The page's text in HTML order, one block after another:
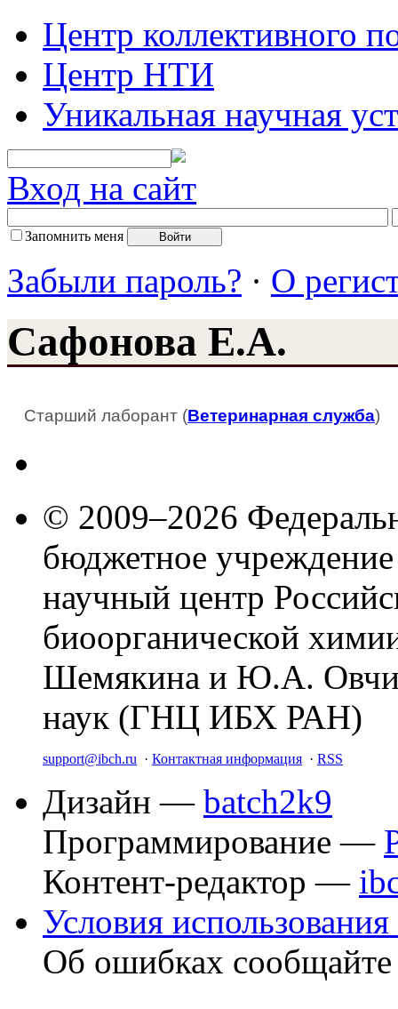
Центр коллективного
Центр НТИ
Уникальная научная
Вход на сайт
Запомнить меня
Забыли пароль? · О
Сафонова Е.А.
Старший лаборант (Ветеринарная служба)
© 2009–2026
бюджетное
научный центр
биоорганической
Шемякина и Ю.А.
наук (ГНЦ ИБХ РАН)
support@ibch.ru · Контактная информация · RSS
Дизайн — batch2k9
Программирование —
Контент-редактор —
Условия использования
Об ошибках